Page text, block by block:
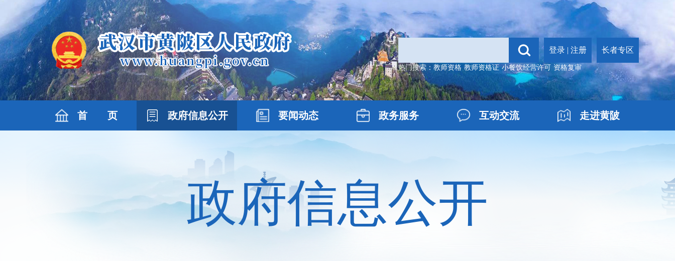
登录 | 注册 长者专区
热门搜索： 教师资格 教师资格证 小餐饮经营许可 资格复审
首 页 政府信息公开 要闻动态 政务服务 互动交流 走进黄陂
政府信息公开